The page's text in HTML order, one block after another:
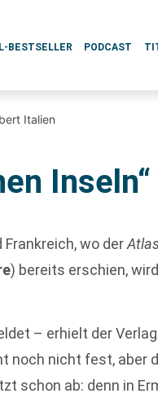
BESTSELLER PODCAST
Italien
Frankreich, wo der
) bereits erschien,
– erhielt der Verlag
noch nicht fest, aber
schon ab: denn in